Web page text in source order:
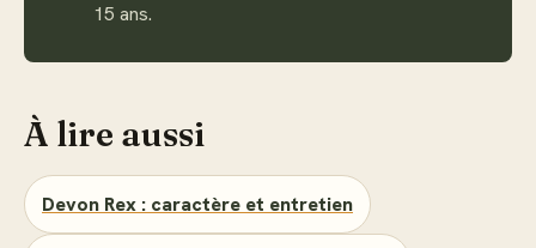
15 ans.
À lire aussi
Devon Rex : caractère et entretien